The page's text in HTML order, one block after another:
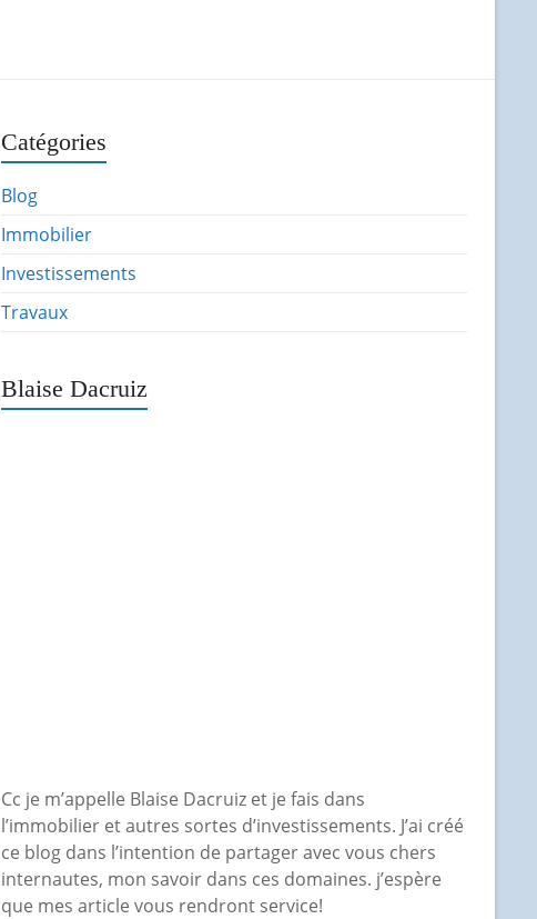
Catégories
Blog
Immobilier
Investissements
Travaux
Blaise Dacruiz
Cc je m’appelle Blaise Dacruiz et je fais dans
l’immobilier et autres sortes d’investissements. J’ai créé
ce blog dans l’intention de partager avec vous chers
internautes, mon savoir dans ces domaines. j’espère
que mes article vous rendront service!